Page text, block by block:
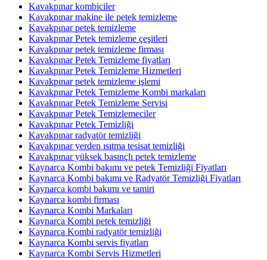
Kavakpınar kombiciler
Kavakpınar makine ile petek temizleme
Kavakpınar petek temizleme
Kavakpınar Petek temizleme çeşitleri
Kavakpınar petek temizleme firması
Kavakpınar Petek Temizleme fiyatları
Kavakpınar Petek Temizleme Hizmetleri
Kavakpınar petek temizleme işlemi
Kavakpınar Petek Temizleme Kombi markaları
Kavakpınar Petek Temizleme Servisi
Kavakpınar Petek Temizlemeciler
Kavakpınar Petek Temizliği
Kavakpınar radyatör temizliği
Kavakpınar yerden ısıtma tesisat temizliği
Kavakpınar yüksek basınçlı petek temizleme
Kaynarca Kombi bakımı ve petek Temizliği Fiyatları
Kaynarca Kombi bakımı ve Radyatör Temizliği Fiyatları
Kaynarca kombi bakımı ve tamiri
Kaynarca kombi firması
Kaynarca Kombi Markaları
Kaynarca Kombi petek temizliği
Kaynarca Kombi radyatör temizliği
Kaynarca Kombi servis fiyatları
Kaynarca Kombi Servis Hizmetleri